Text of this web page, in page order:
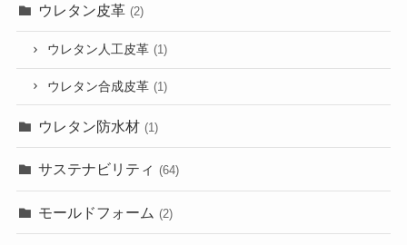
ウレタン皮革 (2)
ウレタン人工皮革 (1)
ウレタン合成皮革 (1)
ウレタン防水材 (1)
サステナビリティ (64)
モールドフォーム (2)